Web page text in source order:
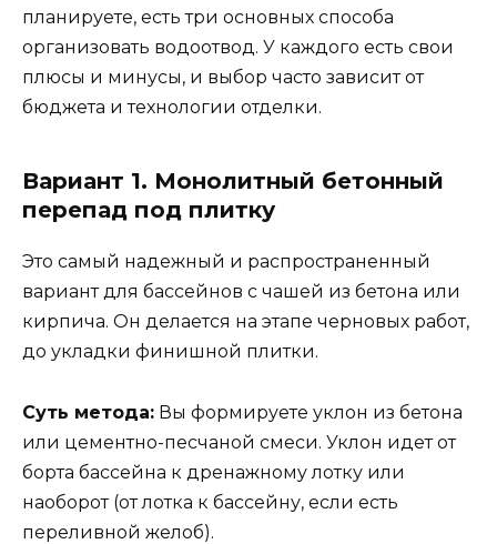
планируете, есть три основных способа
организовать водоотвод. У каждого есть свои
плюсы и минусы, и выбор часто зависит от
бюджета и технологии отделки.
Вариант 1. Монолитный бетонный
перепад под плитку
Это самый надежный и распространенный
вариант для бассейнов с чашей из бетона или
кирпича. Он делается на этапе черновых работ,
до укладки финишной плитки.
Суть метода: Вы формируете уклон из бетона
или цементно-песчаной смеси. Уклон идет от
борта бассейна к дренажному лотку или
наоборот (от лотка к бассейну, если есть
переливной желоб).